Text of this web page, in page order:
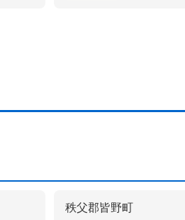
秩父郡皆野町